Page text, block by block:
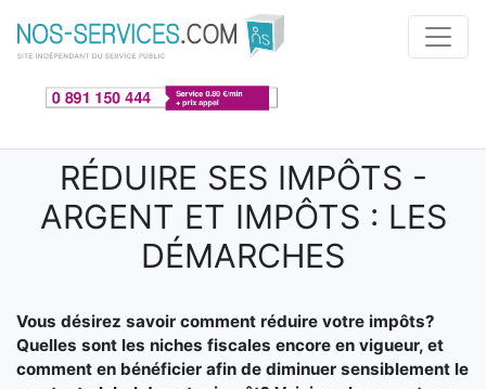
Aller au contenu principal
RÉDUIRE SES IMPÔTS -
ARGENT ET IMPÔTS : LES
DÉMARCHES
Vous désirez savoir comment réduire votre impôts?
Quelles sont les niches fiscales encore en vigueur, et
comment en bénéficier afin de diminuer sensiblement le